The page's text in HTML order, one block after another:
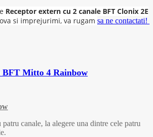
Receptor extern cu 2 canale BFT Clonix 2E
si imprejurimi, va rugam sa ne contactati!
BFT Mitto 4 Rainbow
patru canale, la alegere una dintre cele patru